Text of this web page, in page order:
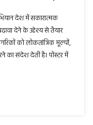
देश में सकारात्मक
देने के उद्देश्य से तैयार
को लोकतांत्रिक मूल्यों,
का संदेश देती है। पोस्टर में